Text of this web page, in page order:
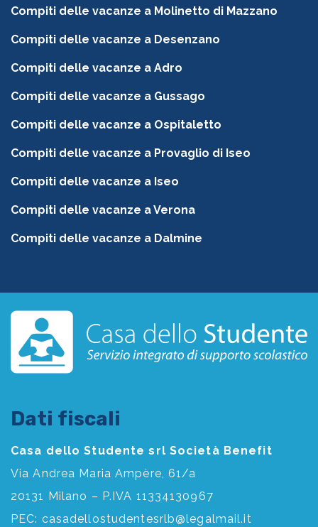
Compiti delle vacanze a Molinetto di Mazzano
Compiti delle vacanze a Desenzano
Compiti delle vacanze a Adro
Compiti delle vacanze a Gussago
Compiti delle vacanze a Ospitaletto
Compiti delle vacanze a Provaglio di Iseo
Compiti delle vacanze a Iseo
Compiti delle vacanze a Verona
Compiti delle vacanze a Dalmine
Dati fiscali
Casa dello Studente srl Società Benefit
Via Andrea Maria Ampère, 61/a
20131 Milano – P.IVA 11334130967
PEC: casadellostudentesrlb@legalmail.it